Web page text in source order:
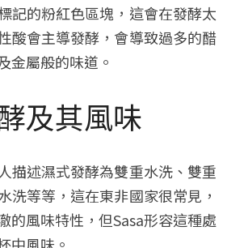
記的粉紅色區塊，這會在發酵太
酸會主導發酵，會導致過多的醋
金屬般的味道。
及其風味
描述濕式發酵為雙重水洗、雙重
洗等等，這在東非國家很常見，
的風味特性，但Sasa形容這種處